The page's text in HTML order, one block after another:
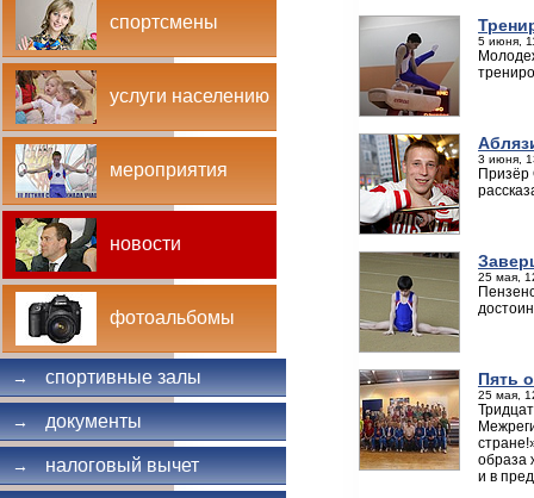
спортсмены
услуги населению
мероприятия
новости
фотоальбомы
→ спортивные залы
→ документы
→ налоговый вычет
5 июня,
3 июня,
Призёр
25 мая,
Пять
25 мая,
образа
и в